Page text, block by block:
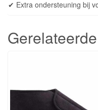
✔ Extra ondersteuning bij